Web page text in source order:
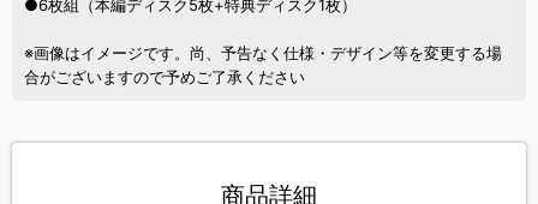
●6枚組（本編ディスク5枚+特典ディスク1枚）
※画像はイメージです。尚、予告なく仕様・デザイン等を変更する場
合がございますので予めご了承ください
商品詳細